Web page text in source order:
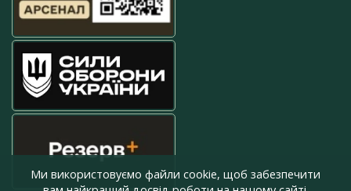
Ми використовуємо файли cookie, щоб забезпечити